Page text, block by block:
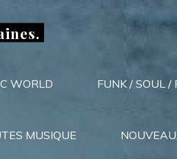
WORLD FUNK / SOUL /
MUSIQUE